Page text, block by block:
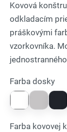
Kovová
odkladacím
práškovými
vzorkovníka.
Farba dosky
Farba kovovej